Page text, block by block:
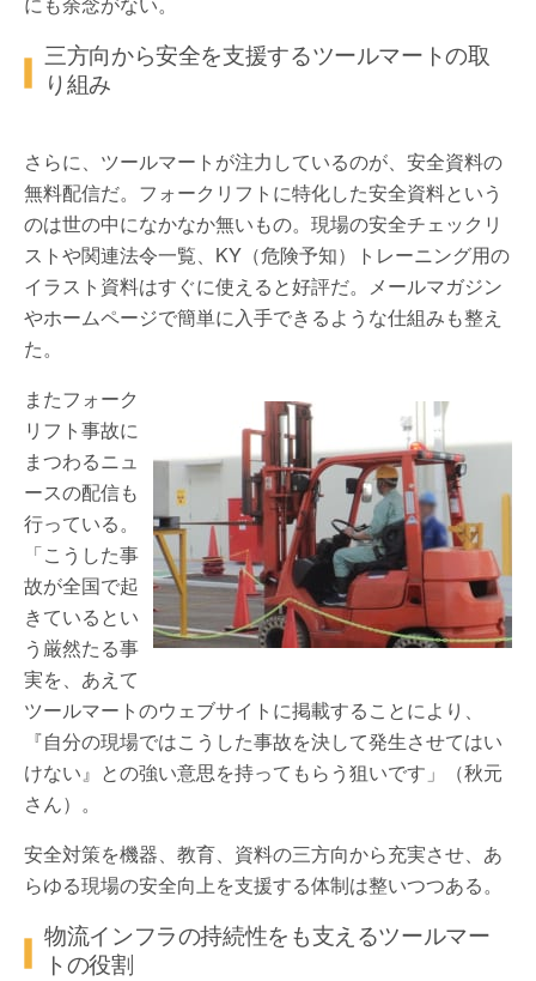
三方向から安全を支援するツールマートの取
り組み
さらに、ツールマートが注力しているのが、安全資料の
無料配信だ。フォークリフトに特化した安全資料という
のは世の中になかなか無いもの。現場の安全チェックリ
ストや関連法令一覧、KY（危険予知）トレーニング用の
イラスト資料はすぐに使えると好評だ。メールマガジン
やホームページで簡単に入手できるような仕組みも整え
た。
またフォーク
リフト事故に
まつわるニュ
ースの配信も
行っている。
「こうした事
故が全国で起
きているとい
う厳然たる事
実を、あえて
ツールマートのウェブサイトに掲載することにより、
『自分の現場ではこうした事故を決して発生させてはい
けない』との強い意思を持ってもらう狙いです」（秋元
さん）。
安全対策を機器、教育、資料の三方向から充実させ、あ
らゆる現場の安全向上を支援する体制は整いつつある。
物流インフラの持続性をも支えるツールマー
トの役割